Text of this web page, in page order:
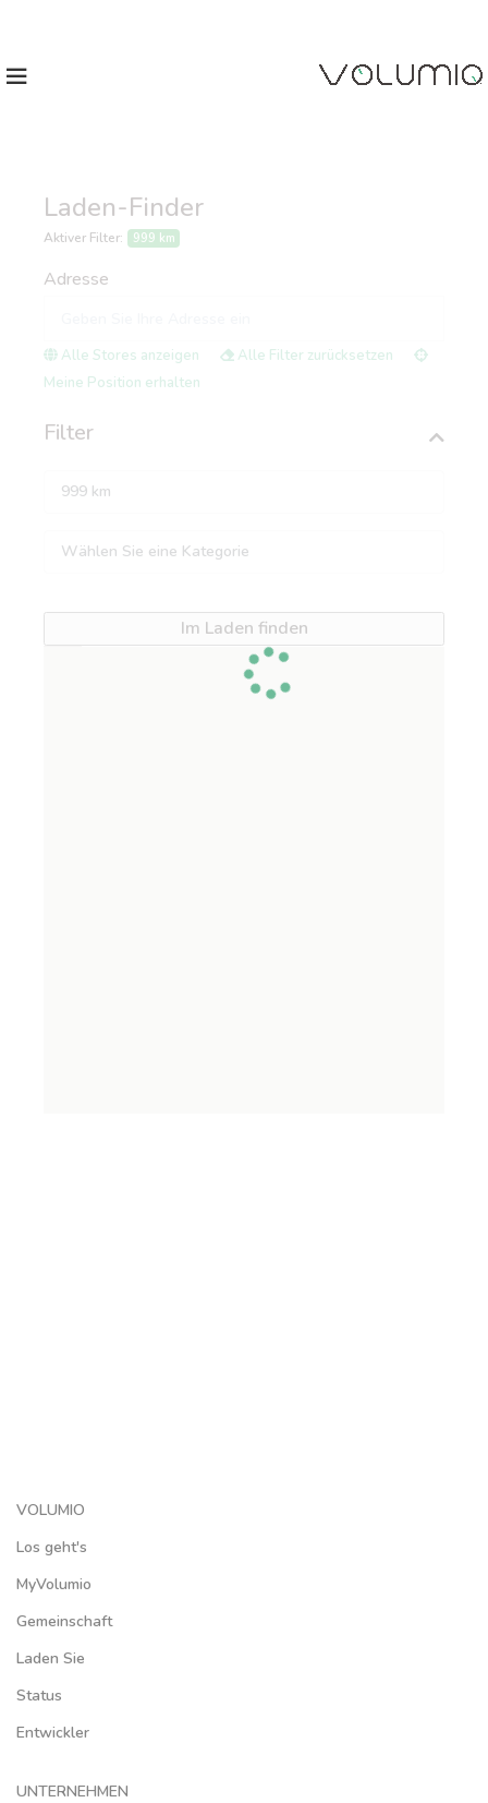
Laden-Finder
Aktiver Filter: 999 km
Adresse
Alle Stores anzeigen
Alle Filter zurücksetzen
Meine Position erhalten
Filter
Im Laden finden
VOLUMIO
Los geht's
MyVolumio
Gemeinschaft
Laden Sie
Status
Entwickler
UNTERNEHMEN